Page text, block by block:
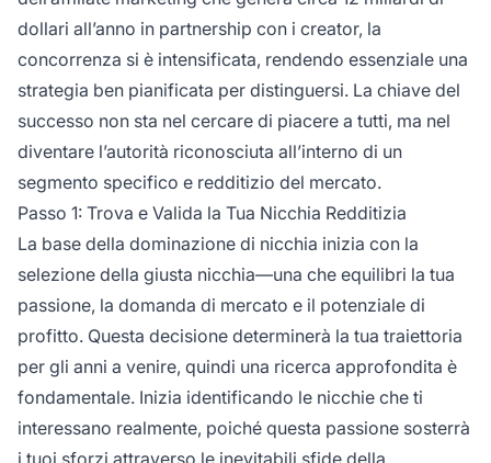
dollari all’anno in partnership con i creator, la
concorrenza si è intensificata, rendendo essenziale una
strategia ben pianificata per distinguersi. La chiave del
successo non sta nel cercare di piacere a tutti, ma nel
diventare l’autorità riconosciuta all’interno di un
segmento specifico e redditizio del mercato.
Passo 1: Trova e Valida la Tua Nicchia Redditizia
La base della dominazione di nicchia inizia con la
selezione della giusta nicchia—una che equilibri la tua
passione, la domanda di mercato e il potenziale di
profitto. Questa decisione determinerà la tua traiettoria
per gli anni a venire, quindi una ricerca approfondita è
fondamentale. Inizia identificando le nicchie che ti
interessano realmente, poiché questa passione sosterrà
i tuoi sforzi attraverso le inevitabili sfide della